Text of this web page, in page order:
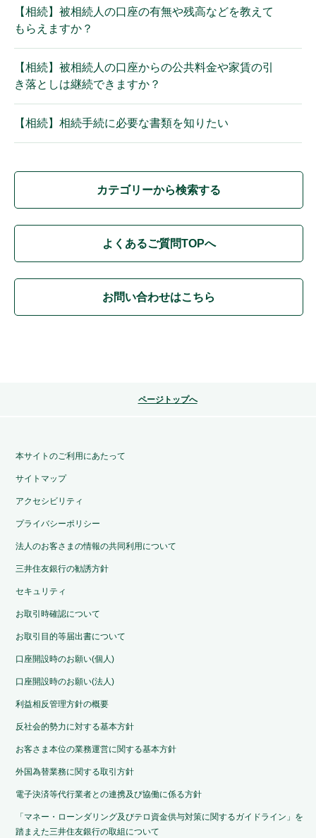
【相続】被相続人の口座の有無や残高などを教えて
もらえますか？
【相続】被相続人の口座からの公共料金や家賃の引
き落としは継続できますか？
【相続】相続手続に必要な書類を知りたい
カテゴリーから検索する
よくあるご質問TOPへ
お問い合わせはこちら
ページトップへ
本サイトのご利用にあたって
サイトマップ
アクセシビリティ
プライバシーポリシー
法人のお客さまの情報の共同利用について
三井住友銀行の勧誘方針
セキュリティ
お取引時確認について
お取引目的等届出書について
口座開設時のお願い(個人)
口座開設時のお願い(法人)
利益相反管理方針の概要
反社会的勢力に対する基本方針
お客さま本位の業務運営に関する基本方針
外国為替業務に関する取引方針
電子決済等代行業者との連携及び協働に係る方針
「マネー・ローンダリング及びテロ資金供与対策に関するガイドライン」を
踏まえた三井住友銀行の取組について